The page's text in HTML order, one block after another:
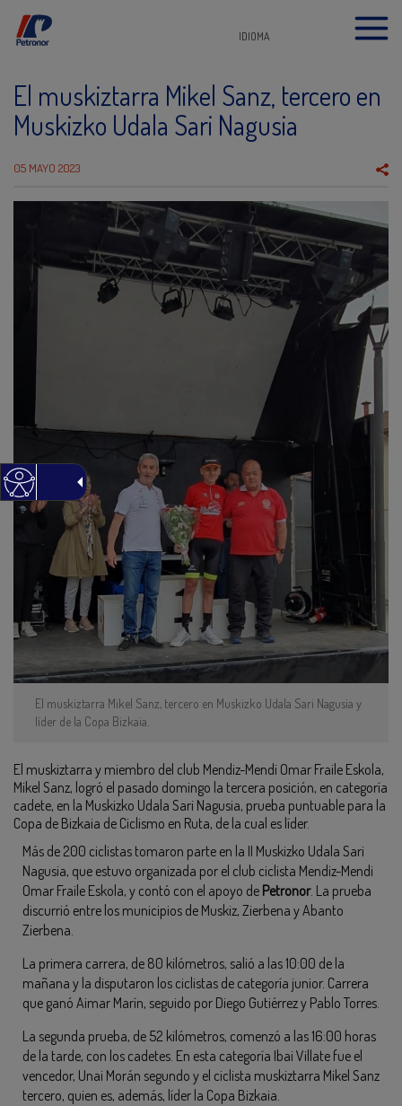
IDIOMA
El muskiztarra Mikel Sanz, tercero en
Muskizko Udala Sari Nagusia
05 MAYO 2023
El muskiztarra Mikel Sanz, tercero en Muskizko Udala Sari Nagusia y
líder de la Copa Bizkaia.
El muskiztarra y miembro del club Mendiz-Mendi Omar Fraile Eskola,
Mikel Sanz, logró el pasado domingo la tercera posición, en categoría
cadete, en la Muskizko Udala Sari Nagusia, prueba puntuable para la
Copa de Bizkaia de Ciclismo en Ruta, de la cual es líder.
Más de 200 ciclistas tomaron parte en la II Muskizko Udala Sari
Nagusia, que estuvo organizada por el club ciclista Mendiz-Mendi
Omar Fraile Eskola, y contó con el apoyo de Petronor. La prueba
discurrió entre los municipios de Muskiz, Zierbena y Abanto
Zierbena.
La primera carrera, de 80 kilómetros, salió a las 10:00 de la
mañana y la disputaron los ciclistas de categoría junior. Carrera
que ganó Aimar Marín, seguido por Diego Gutiérrez y Pablo Torres.
La segunda prueba, de 52 kilómetros, comenzó a las 16:00 horas
de la tarde, con los cadetes. En esta categoría Ibai Villate fue el
vencedor, Unai Morán segundo y el ciclista muskiztarra Mikel Sanz
tercero, quien es, además, líder la Copa Bizkaia.